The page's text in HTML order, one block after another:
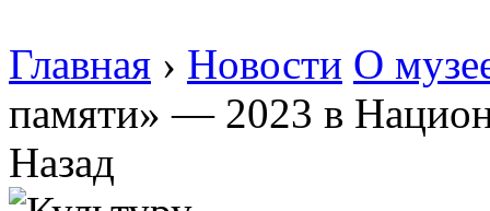
Главная › Новости О
памяти» — 2023 в
Назад